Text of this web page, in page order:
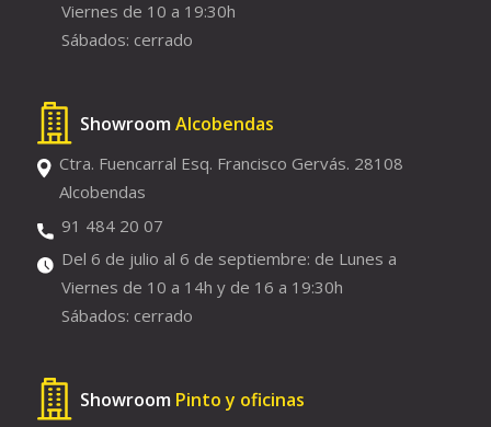
Viernes de 10 a 19:30h
Sábados: cerrado
Showroom Alcobendas
Ctra. Fuencarral Esq. Francisco Gervás. 28108
Alcobendas
91 484 20 07
Del 6 de julio al 6 de septiembre: de Lunes a
Viernes de 10 a 14h y de 16 a 19:30h
Sábados: cerrado
Showroom Pinto y oficinas